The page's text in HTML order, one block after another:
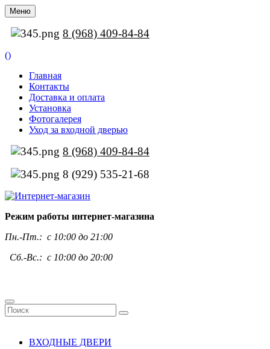
Меню
8 (968) 409-84-84
()
Главная
Контакты
Доставка и оплата
Установка
Фотогалерея
Уход за входной дверью
8 (968) 409-84-84
8 (929) 535-21-68
Режим работы интернет-магазина
Пн.-Пт.: с 10:00 до 21:00
Сб.-Вс.: с 10:00 до 20:00
ВХОДНЫЕ ДВЕРИ